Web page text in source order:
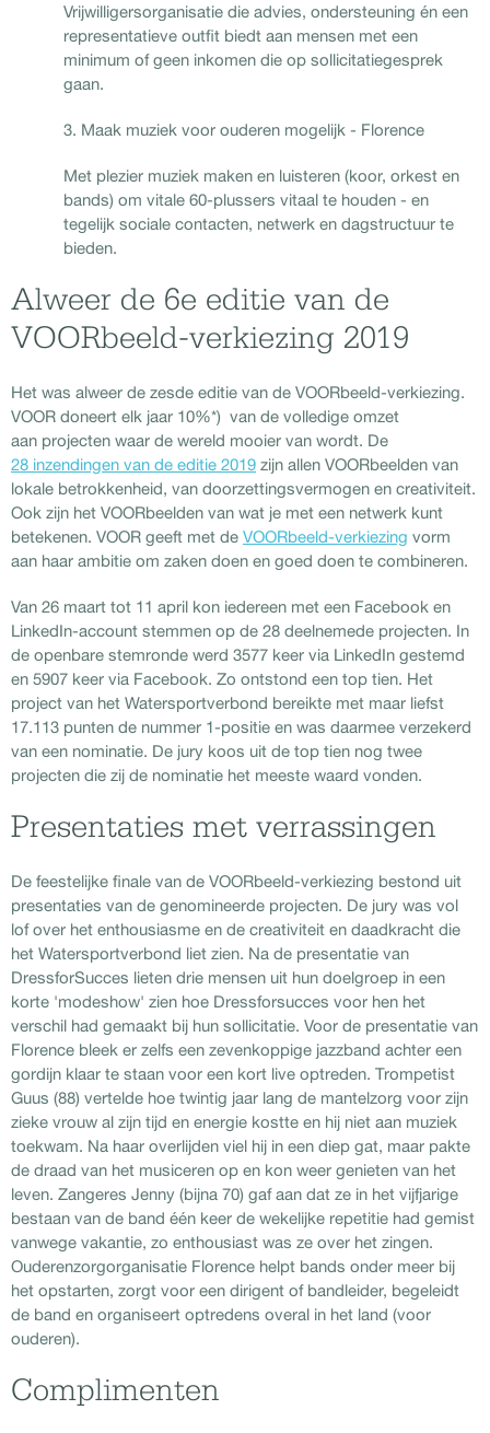
Vrijwilligersorganisatie die advies, ondersteuning én een
representatieve outfit biedt aan mensen met een
minimum of geen inkomen die op sollicitatiegesprek
gaan.
3. Maak muziek voor ouderen mogelijk - Florence
Met plezier muziek maken en luisteren (koor, orkest en
bands) om vitale 60-plussers vitaal te houden - en
tegelijk sociale contacten, netwerk en dagstructuur te
bieden.
Alweer de 6e editie van de
VOORbeeld-verkiezing 2019
Het was alweer de zesde editie van de VOORbeeld-verkiezing.
VOOR doneert elk jaar 10%*) van de volledige omzet
aan projecten waar de wereld mooier van wordt. De
28 inzendingen van de editie 2019 zijn allen VOORbeelden van
lokale betrokkenheid, van doorzettingsvermogen en creativiteit.
Ook zijn het VOORbeelden van wat je met een netwerk kunt
betekenen. VOOR geeft met de VOORbeeld-verkiezing vorm
aan haar ambitie om zaken doen en goed doen te combineren.
Van 26 maart tot 11 april kon iedereen met een Facebook en
LinkedIn-account stemmen op de 28 deelnemede projecten. In
de openbare stemronde werd 3577 keer via LinkedIn gestemd
en 5907 keer via Facebook. Zo ontstond een top tien. Het
project van het Watersportverbond bereikte met maar liefst
17.113 punten de nummer 1-positie en was daarmee verzekerd
van een nominatie. De jury koos uit de top tien nog twee
projecten die zij de nominatie het meeste waard vonden.
Presentaties met verrassingen
De feestelijke finale van de VOORbeeld-verkiezing bestond uit
presentaties van de genomineerde projecten. De jury was vol
lof over het enthousiasme en de creativiteit en daadkracht die
het Watersportverbond liet zien. Na de presentatie van
DressforSucces lieten drie mensen uit hun doelgroep in een
korte 'modeshow' zien hoe Dressforsucces voor hen het
verschil had gemaakt bij hun sollicitatie. Voor de presentatie van
Florence bleek er zelfs een zevenkoppige jazzband achter een
gordijn klaar te staan voor een kort live optreden. Trompetist
Guus (88) vertelde hoe twintig jaar lang de mantelzorg voor zijn
zieke vrouw al zijn tijd en energie kostte en hij niet aan muziek
toekwam. Na haar overlijden viel hij in een diep gat, maar pakte
de draad van het musiceren op en kon weer genieten van het
leven. Zangeres Jenny (bijna 70) gaf aan dat ze in het vijfjarige
bestaan van de band één keer de wekelijke repetitie had gemist
vanwege vakantie, zo enthousiast was ze over het zingen.
Ouderenzorgorganisatie Florence helpt bands onder meer bij
het opstarten, zorgt voor een dirigent of bandleider, begeleidt
de band en organiseert optredens overal in het land (voor
ouderen).
Complimenten